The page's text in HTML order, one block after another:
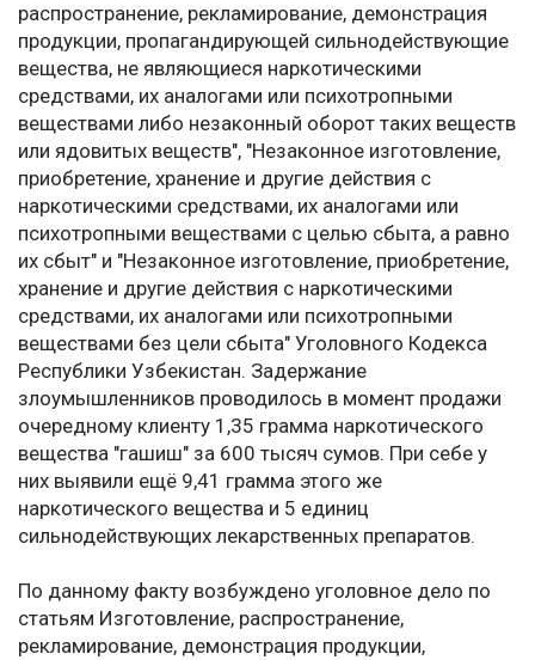
распространение, рекламирование, демонстрация
продукции, пропагандирующей сильнодействующие
вещества, не являющиеся наркотическими
средствами, их аналогами или психотропными
веществами либо незаконный оборот таких веществ
или ядовитых веществ", "Незаконное изготовление,
приобретение, хранение и другие действия с
наркотическими средствами, их аналогами или
психотропными веществами с целью сбыта, а равно
их сбыт" и "Незаконное изготовление, приобретение,
хранение и другие действия с наркотическими
средствами, их аналогами или психотропными
веществами без цели сбыта" Уголовного Кодекса
Республики Узбекистан. Задержание
злоумышленников проводилось в момент продажи
очередному клиенту 1,35 грамма наркотического
вещества "гашиш" за 600 тысяч сумов. При себе у
них выявили ещё 9,41 грамма этого же
наркотического вещества и 5 единиц
сильнодействующих лекарственных препаратов.
По данному факту возбуждено уголовное дело по
статьям Изготовление, распространение,
рекламирование, демонстрация продукции,